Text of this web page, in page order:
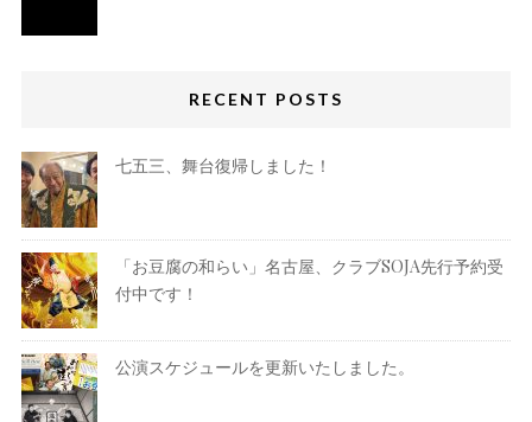
RECENT POSTS
七五三、舞台復帰しました！
「お豆腐の和らい」名古屋、クラブSOJA先行予約受
付中です！
公演スケジュールを更新いたしました。